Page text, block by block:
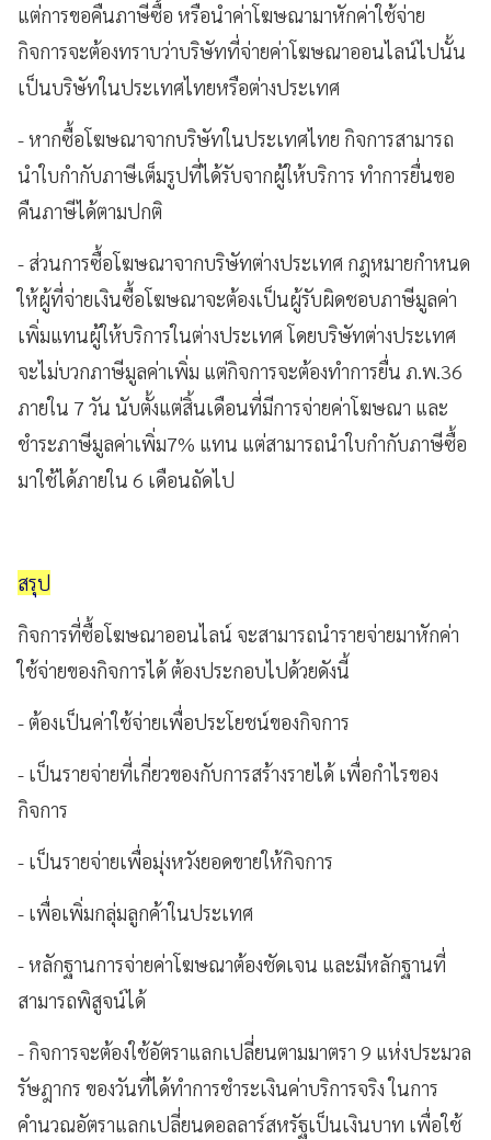
แต่การขอคืนภาษีซื้อ หรือนำค่าโฆษณามาหักค่าใช้จ่าย
กิจการจะต้องทราบว่าบริษัทที่จ่ายค่าโฆษณาออนไลน์ไปนั้น
เป็นบริษัทในประเทศไทยหรือต่างประเทศ
- หากซื้อโฆษณาจากบริษัทในประเทศไทย กิจการสามารถ
นำใบกำกับภาษีเต็มรูปที่ได้รับจากผู้ให้บริการ ทำการยื่นขอ
คืนภาษีได้ตามปกติ
- ส่วนการซื้อโฆษณาจากบริษัทต่างประเทศ กฎหมายกำหนด
ให้ผู้ที่จ่ายเงินซื้อโฆษณาจะต้องเป็นผู้รับผิดชอบภาษีมูลค่า
เพิ่มแทนผู้ให้บริการในต่างประเทศ โดยบริษัทต่างประเทศ
จะไม่บวกภาษีมูลค่าเพิ่ม แต่กิจการจะต้องทำการยื่น ภ.พ.36
ภายใน 7 วัน นับตั้งแต่สิ้นเดือนที่มีการจ่ายค่าโฆษณา และ
ชำระภาษีมูลค่าเพิ่ม7% แทน แต่สามารถนำใบกำกับภาษีซื้อ
มาใช้ได้ภายใน 6 เดือนถัดไป
สรุป
กิจการที่ซื้อโฆษณาออนไลน์ จะสามารถนำรายจ่ายมาหักค่า
ใช้จ่ายของกิจการได้ ต้องประกอบไปด้วยดังนี้
- ต้องเป็นค่าใช้จ่ายเพื่อประโยชน์ของกิจการ
- เป็นรายจ่ายที่เกี่ยวของกับการสร้างรายได้ เพื่อกำไรของ
กิจการ
- เป็นรายจ่ายเพื่อมุ่งหวังยอดขายให้กิจการ
- เพื่อเพิ่มกลุ่มลูกค้าในประเทศ
- หลักฐานการจ่ายค่าโฆษณาต้องชัดเจน และมีหลักฐานที่
สามารถพิสูจน์ได้
- กิจการจะต้องใช้อัตราแลกเปลี่ยนตามมาตรา 9 แห่งประมวล
รัษฎากร ของวันที่ได้ทำการชำระเงินค่าบริการจริง ในการ
คำนวณอัตราแลกเปลี่ยนดอลลาร์สหรัฐเป็นเงินบาท เพื่อใช้